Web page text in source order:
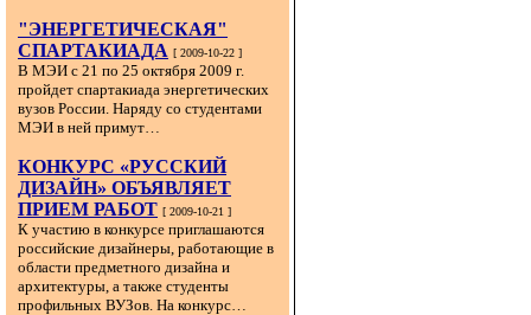
"ЭНЕРГЕТИЧЕСКАЯ"
СПАРТАКИАДА [ 2009-10-22 ]
В МЭИ с 21 по 25 октября 2009 г.
пройдет спартакиада энергетических
вузов России. Наряду со студентами
МЭИ в ней примут…
КОНКУРС «РУССКИЙ
ДИЗАЙН» ОБЪЯВЛЯЕТ
ПРИЕМ РАБОТ [ 2009-10-21 ]
К участию в конкурсе приглашаются
российские дизайнеры, работающие в
области предметного дизайна и
архитектуры, а также студенты
профильных ВУЗов. На конкурс…